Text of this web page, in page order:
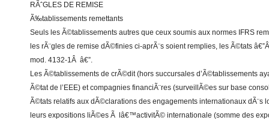
RÃˆGLES DE REMISE
Ã‰tablissements remettants
Seuls les Ã©tablissements autres que ceux soumis aux normes IFRS
les rÃ¨gles de remise dÃ©finies ci-aprÃ¨s soient remplies, les Ã©tats
mod. 4132-1Â â€”.
Les Ã©tablissements de crÃ©dit (hors succursales d’Ã©tablissements
Ã©tat de l’EEE) et compagnies financiÃ¨res (surveillÃ©es sur base
Ã©tats relatifs aux dÃ©clarations des engagements internationaux dÃ¨s
leurs expositions liÃ©es Ã lâ€™activitÃ© internationale (somme des